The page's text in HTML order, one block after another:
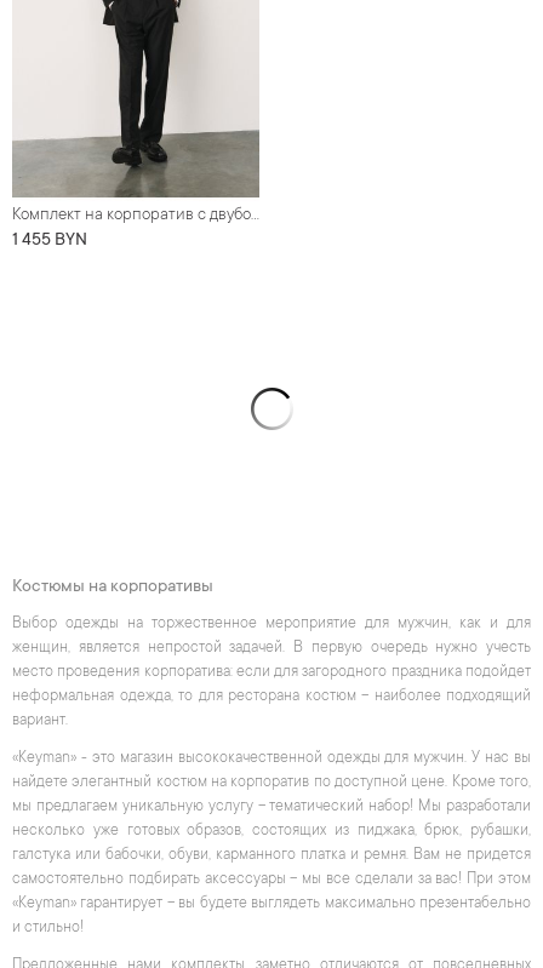
Комплект на корпоратив с двубортным оверсайз смокингом черного цвета (костюм, рубашка, обувь, бабочка)
1 455 BYN
Костюмы на корпоративы
Выбор одежды на торжественное мероприятие для мужчин, как и для
женщин, является непростой задачей. В первую очередь нужно учесть
место проведения корпоратива: если для загородного праздника подойдет
неформальная одежда, то для ресторана костюм – наиболее подходящий
вариант.
«Keyman» - это магазин высококачественной одежды для мужчин. У нас вы
найдете элегантный костюм на корпоратив по доступной цене. Кроме того,
мы предлагаем уникальную услугу – тематический набор! Мы разработали
несколько уже готовых образов, состоящих из пиджака, брюк, рубашки,
галстука или бабочки, обуви, карманного платка и ремня. Вам не придется
самостоятельно подбирать аксессуары – мы все сделали за вас! При этом
«Keyman» гарантирует – вы будете выглядеть максимально презентабельно
и стильно!